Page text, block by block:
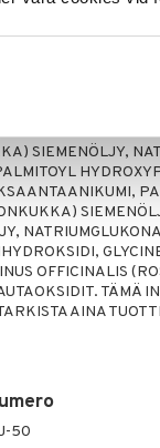
CAPRYLIC/
(PUOLUKKA)
HYDROGENOITU
(TYRNI) ÖLJY,
SIEMENÖLJY,
OFFICINALIS
TÄMÄ
AINA
50